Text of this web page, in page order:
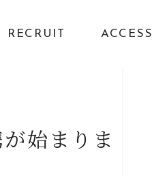
RECRUIT ACCESS
始まりま